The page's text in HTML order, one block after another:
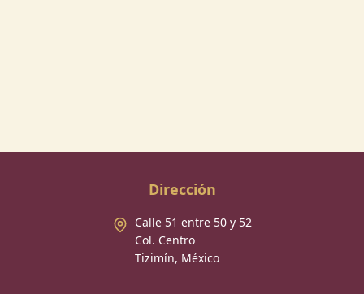
Dirección
Calle 51 entre 50 y 52
Col. Centro
Tizimín, México